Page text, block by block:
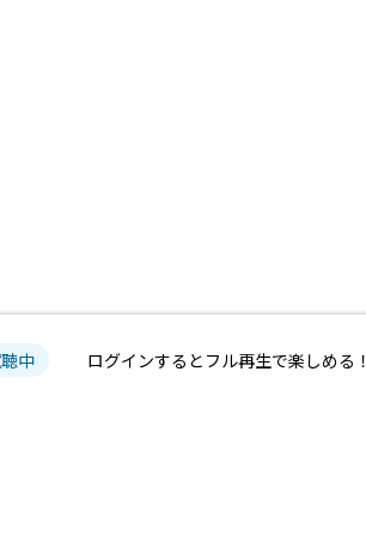
中 ログインするとフル再生で楽しめる！